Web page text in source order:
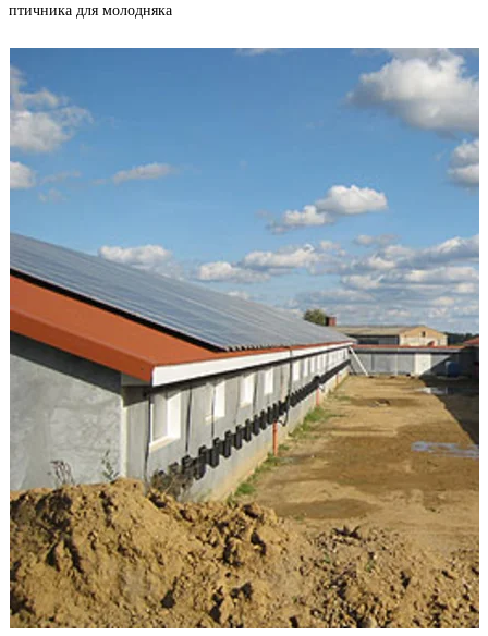
птичника для молодняка